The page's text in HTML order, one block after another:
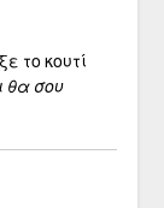
το κουτί
θα σου